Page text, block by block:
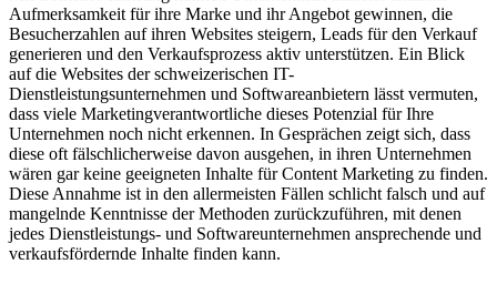
Aufmerksamkeit für ihre Marke und ihr Angebot gewinnen, die
Besucherzahlen auf ihren Websites steigern, Leads für den Verkauf
generieren und den Verkaufsprozess aktiv unterstützen. Ein Blick
auf die Websites der schweizerischen IT-
Dienstleistungsunternehmen und Softwareanbietern lässt vermuten,
dass viele Marketingverantwortliche dieses Potenzial für Ihre
Unternehmen noch nicht erkennen. In Gesprächen zeigt sich, dass
diese oft fälschlicherweise davon ausgehen, in ihren Unternehmen
wären gar keine geeigneten Inhalte für Content Marketing zu finden.
Diese Annahme ist in den allermeisten Fällen schlicht falsch und auf
mangelnde Kenntnisse der Methoden zurückzuführen, mit denen
jedes Dienstleistungs- und Softwareunternehmen ansprechende und
verkaufsfördernde Inhalte finden kann.